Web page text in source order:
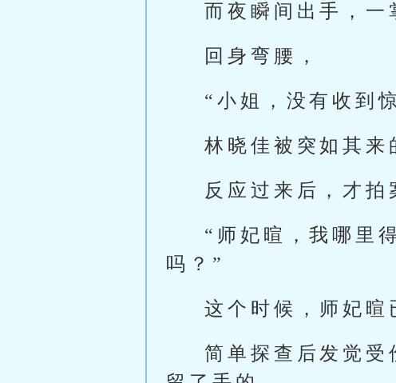
而夜瞬间出手，一
回身弯腰，
“小姐，没有收到
林晓佳被突如其来
反应过来后，才拍
“师妃暄，我哪里
吗？”
这个时候，师妃暄
简单探查后发觉受